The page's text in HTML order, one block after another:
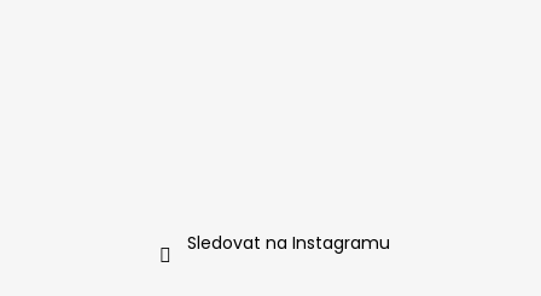
Sledovat na Instagramu